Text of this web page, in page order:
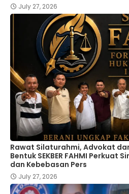
July 27, 2026
Rawat Silaturahmi, Advokat
Bentuk SEKBER FAHMI Perkuat
dan Kebebasan Pers
July 27, 2026